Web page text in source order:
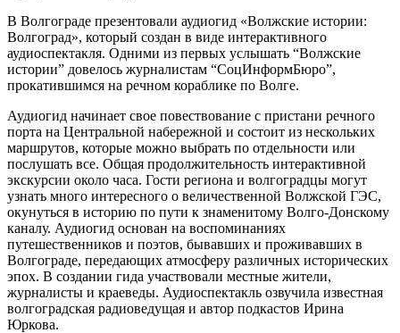
В Волгограде презентовали аудиогид «Волжские истории:
Волгоград», который создан в виде интерактивного
аудиоспектакля. Одними из первых услышать “Волжские
истории” довелось журналистам “СоцИнформБюро”,
прокатившимся на речном кораблике по Волге.
Аудиогид начинает свое повествование с пристани речного
порта на Центральной набережной и состоит из нескольких
маршрутов, которые можно выбрать по отдельности или
послушать все. Общая продолжительность интерактивной
экскурсии около часа. Гости региона и волгоградцы могут
узнать много интересного о величественной Волжской ГЭС,
окунуться в историю по пути к знаменитому Волго-Донскому
каналу. Аудиогид основан на воспоминаниях
путешественников и поэтов, бывавших и проживавших в
Волгограде, передающих атмосферу различных исторических
эпох. В создании гида участвовали местные жители,
журналисты и краеведы. Аудиоспектакль озвучила известная
волгоградская радиоведущая и автор подкастов Ирина
Юркова.